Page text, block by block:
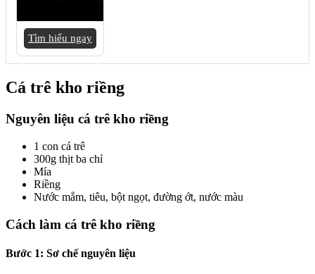
Tìm hiểu ngay
Cá trê kho riềng
Nguyên liệu cá trê kho riềng
1 con cá trê
300g thịt ba chỉ
Mía
Riềng
Nước mắm, tiêu, bột ngọt, đường ớt, nước màu
Cách làm cá trê kho riềng
Bước 1: Sơ chế nguyên liệu